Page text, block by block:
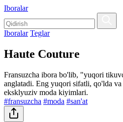
Iboralar
Iboralar Teglar
Haute Couture
Fransuzcha ibora bo'lib, "yuqori
anglatadi. Eng yuqori sifatli, qo'lda
eksklyuziv moda kiyimlari.
#fransuzcha #moda #san'at